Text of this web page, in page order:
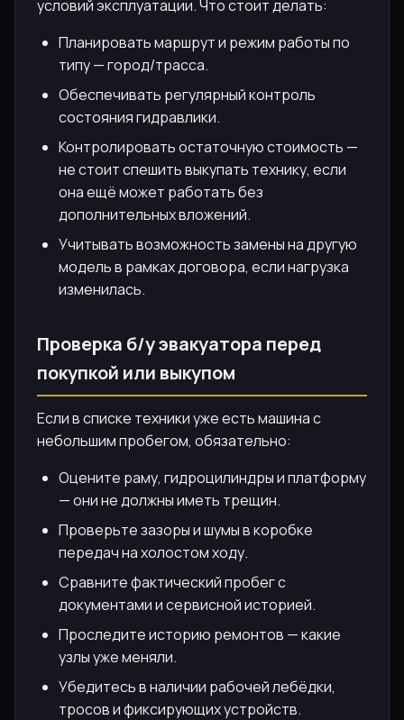
условий эксплуатации. Что стоит делать:
Планировать маршрут и режим работы по
типу — город/трасса.
Обеспечивать регулярный контроль
состояния гидравлики.
Контролировать остаточную стоимость —
не стоит спешить выкупать технику, если
она ещё может работать без
дополнительных вложений.
Учитывать возможность замены на другую
модель в рамках договора, если нагрузка
изменилась.
Проверка б/у эвакуатора перед
покупкой или выкупом
Если в списке техники уже есть машина с
небольшим пробегом, обязательно:
Оцените раму, гидроцилиндры и платформу
— они не должны иметь трещин.
Проверьте зазоры и шумы в коробке
передач на холостом ходу.
Сравните фактический пробег с
документами и сервисной историей.
Проследите историю ремонтов — какие
узлы уже меняли.
Убедитесь в наличии рабочей лебёдки,
тросов и фиксирующих устройств.